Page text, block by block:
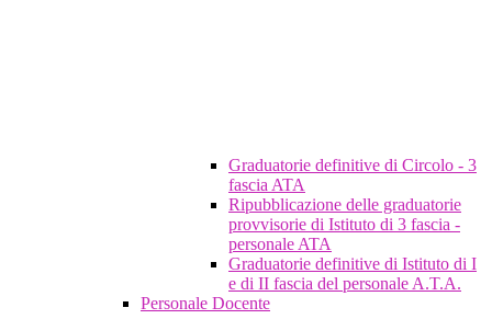
Graduatorie definitive di Circolo - 3
fascia ATA
Ripubblicazione delle graduatorie
provvisorie di Istituto di 3 fascia -
personale ATA
Graduatorie definitive di Istituto di I
e di II fascia del personale A.T.A.
Personale Docente